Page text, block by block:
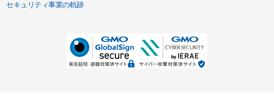
セキュリティ事業の軌跡